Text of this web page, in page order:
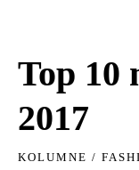
Top 10
2017
KOLUMNE /